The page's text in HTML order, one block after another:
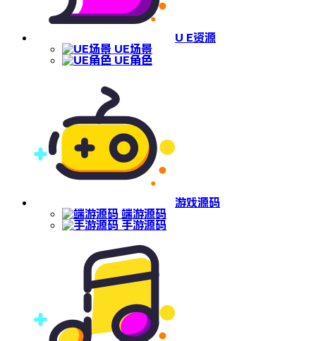
U E资源
UE场景
UE角色
游戏源码
端游源码
手游源码